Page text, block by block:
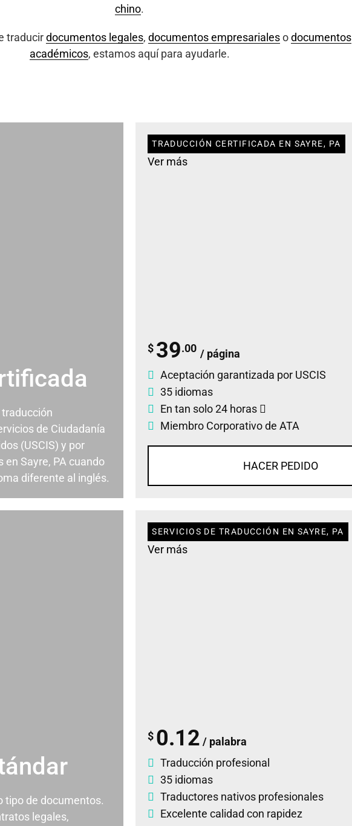
chino.
traducirdocumentos legales, documentos empresarialesodocumentos
académicos, estamos aquí para ayudarle.
de Ciudadanía
(USCIS) y por
Sayre, PA cuando
diferente al inglés.
TRADUCCIÓN CERTIFICADA EN SAYRE, PA
Ver más
$ 39.00 / página
Aceptación garantizada por USCIS
35 idiomas
En tan solo 24 horas
Miembro Corporativo de ATA
HACER PEDIDO
tipo de documentos.
legales,
SERVICIOS DE TRADUCCIÓN EN SAYRE, PA
Ver más
$ 0.12 / palabra
Traducción profesional
35 idiomas
Traductores nativos profesionales
Excelente calidad con rapidez